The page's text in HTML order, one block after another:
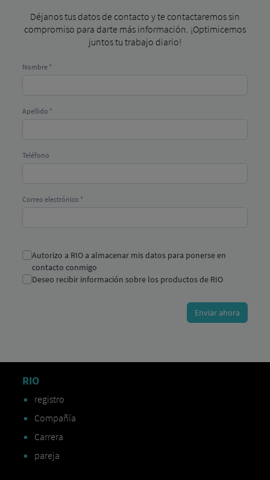
Déjanos tus datos de contacto y te contactaremos sin
compromiso para darte más información. ¡Optimicemos
juntos tu trabajo diario!
RIO
registro
Compañía
Carrera
pareja